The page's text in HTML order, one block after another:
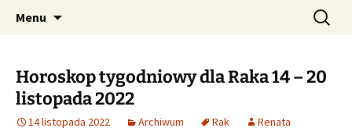
CzaroMarowy horoskop
dzienny, miesięczny i
tygodniowy
Profesjonalne przepowiednie astrologiczne
Menu Szukaj:
Horoskop tygodniowy dla Raka 14 – 20
listopada 2022
14 listopada 2022 Archiwum Rak Renata